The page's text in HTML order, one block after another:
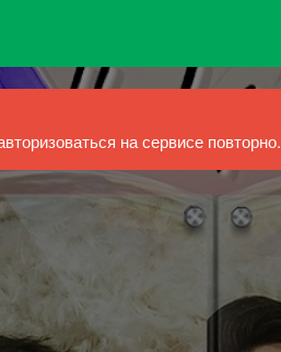
на сервисе повторно.